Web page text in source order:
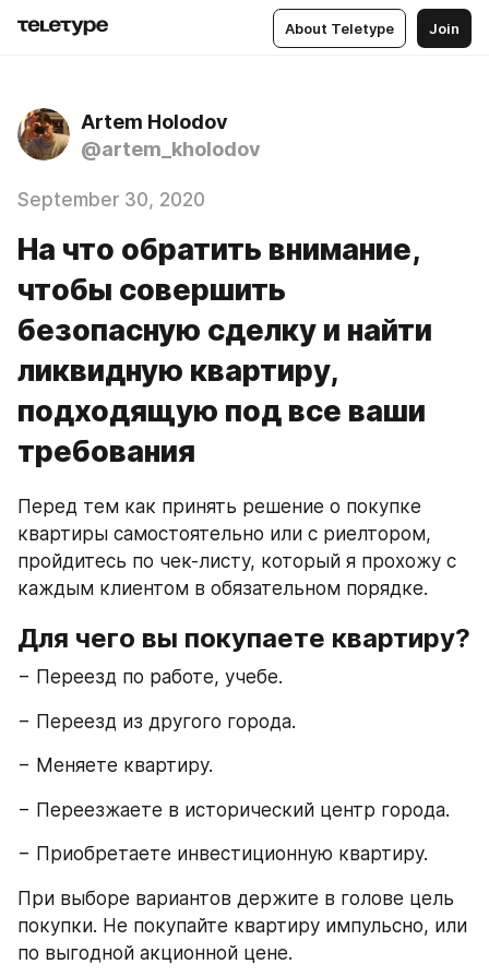
About Teletype Join
Artem Holodov
@artem_kholodov
September 30, 2020
На что обратить внимание,
чтобы совершить
безопасную сделку и найти
ликвидную квартиру,
подходящую под все ваши
требования
Перед тем как принять решение о покупке
квартиры самостоятельно или с риелтором,
пройдитесь по чек-листу, который я прохожу с
каждым клиентом в обязательном порядке.
Для чего вы покупаете квартиру?
− Переезд по работе, учебе.
− Переезд из другого города.
− Меняете квартиру.
− Переезжаете в исторический центр города.
− Приобретаете инвестиционную квартиру.
При выборе вариантов держите в голове цель
покупки. Не покупайте квартиру импульсно, или
по выгодной акционной цене.